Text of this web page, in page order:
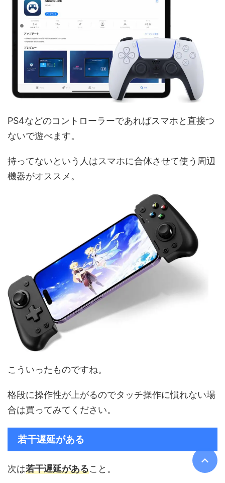
PS4などのコントローラーであればスマホと直接つ
ないで遊べます。
持ってないという人はスマホに合体させて使う周辺
機器がオススメ。
こういったものですね。
格段に操作性が上がるのでタッチ操作に慣れない場
合は買ってみてください。
若干遅延がある
次は若干遅延があること。